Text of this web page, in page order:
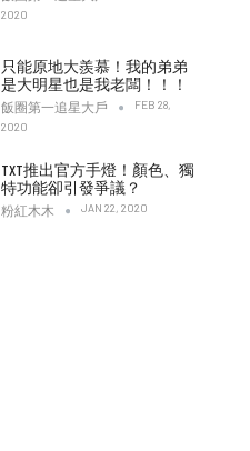
2020
只能原地大羨慕！我的弟弟
是大明星也是我老闆！！！
飯圈第一追星大戶
FEB 28,
2020
TXT推出官方手燈！顏色、獨
特功能卻引發爭議？
粉紅木木 JAN 22, 2020